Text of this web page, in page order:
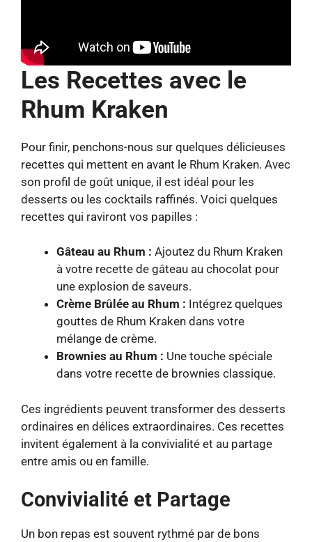
Les Recettes avec le
Rhum Kraken
Pour finir, penchons-nous sur quelques délicieuses
recettes qui mettent en avant le Rhum Kraken. Avec
son profil de goût unique, il est idéal pour les
desserts ou les cocktails raffinés. Voici quelques
recettes qui raviront vos papilles :
Gâteau au Rhum : Ajoutez du Rhum Kraken
à votre recette de gâteau au chocolat pour
une explosion de saveurs.
Crème Brûlée au Rhum : Intégrez quelques
gouttes de Rhum Kraken dans votre
mélange de crème.
Brownies au Rhum : Une touche spéciale
dans votre recette de brownies classique.
Ces ingrédients peuvent transformer des desserts
ordinaires en délices extraordinaires. Ces recettes
invitent également à la convivialité et au partage
entre amis ou en famille.
Convivialité et Partage
Un bon repas est souvent rythmé par de bons